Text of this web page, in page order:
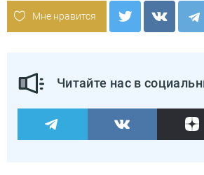
Мне нравится
Читайте нас в